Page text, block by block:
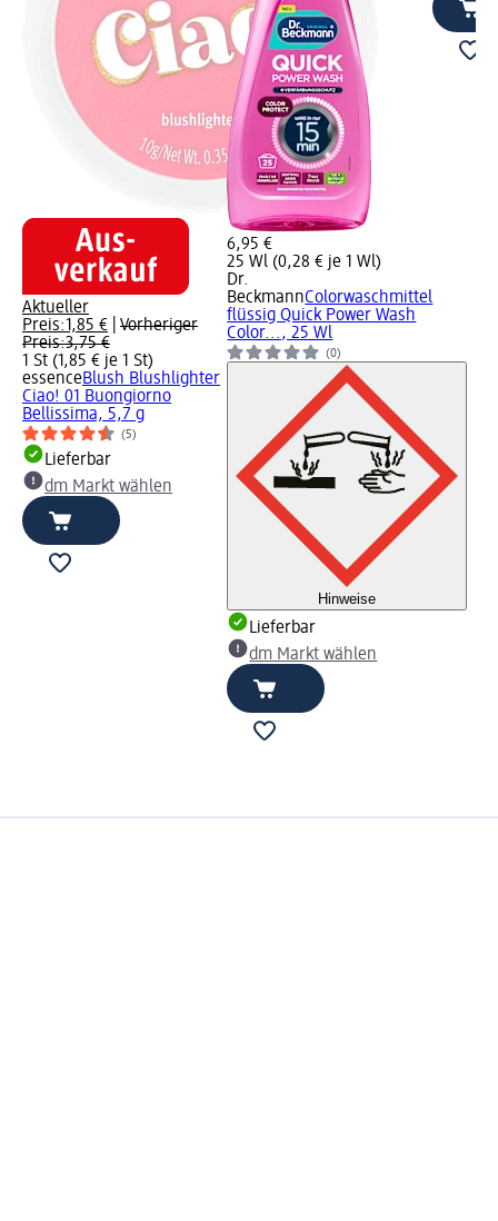
Aktueller
Preis:1,85 €
Vorheriger
Preis:3,75 €
1 St (1,85 € je 1 St)
essenceBlush Blushlighter
Ciao! 01 Buongiorno
Bellissima, 5,7 g
(5)
Lieferbar
dm Markt wählen
6,95 €
25 Wl (0,28 € je 1 Wl)
Dr.
BeckmannColorwaschmittel
flüssig Quick Power Wash
Color..., 25 Wl
(0)
Hinweise
Lieferbar
dm Markt wählen